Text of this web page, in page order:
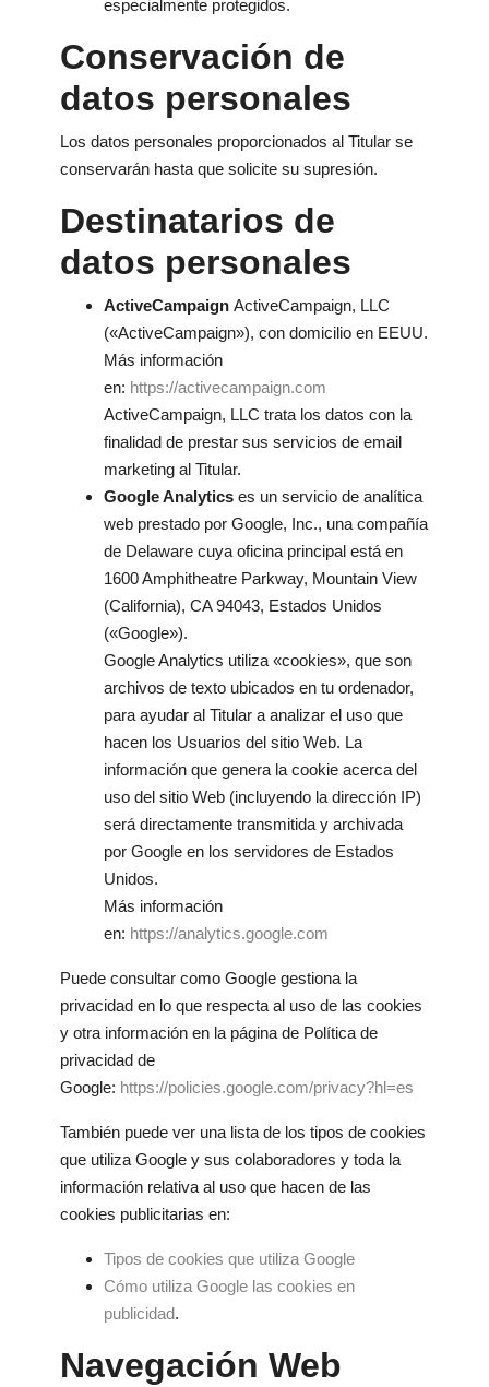
especialmente protegidos.
Conservación de
datos personales
Los datos personales proporcionados al Titular se
conservarán hasta que solicite su supresión.
Destinatarios de
datos personales
ActiveCampaign ActiveCampaign, LLC
(«ActiveCampaign»), con domicilio en EEUU.
Más información
en: https://activecampaign.com
ActiveCampaign, LLC trata los datos con la
finalidad de prestar sus servicios de email
marketing al Titular.
Google Analytics es un servicio de analítica
web prestado por Google, Inc., una compañía
de Delaware cuya oficina principal está en
1600 Amphitheatre Parkway, Mountain View
(California), CA 94043, Estados Unidos
(«Google»).
Google Analytics utiliza «cookies», que son
archivos de texto ubicados en tu ordenador,
para ayudar al Titular a analizar el uso que
hacen los Usuarios del sitio Web. La
información que genera la cookie acerca del
uso del sitio Web (incluyendo la dirección IP)
será directamente transmitida y archivada
por Google en los servidores de Estados
Unidos.
Más información
en: https://analytics.google.com
Puede consultar como Google gestiona la
privacidad en lo que respecta al uso de las cookies
y otra información en la página de Política de
privacidad de
Google: https://policies.google.com/privacy?hl=es
También puede ver una lista de los tipos de cookies
que utiliza Google y sus colaboradores y toda la
información relativa al uso que hacen de las
cookies publicitarias en:
Tipos de cookies que utiliza Google
Cómo utiliza Google las cookies en
publicidad.
Navegación Web